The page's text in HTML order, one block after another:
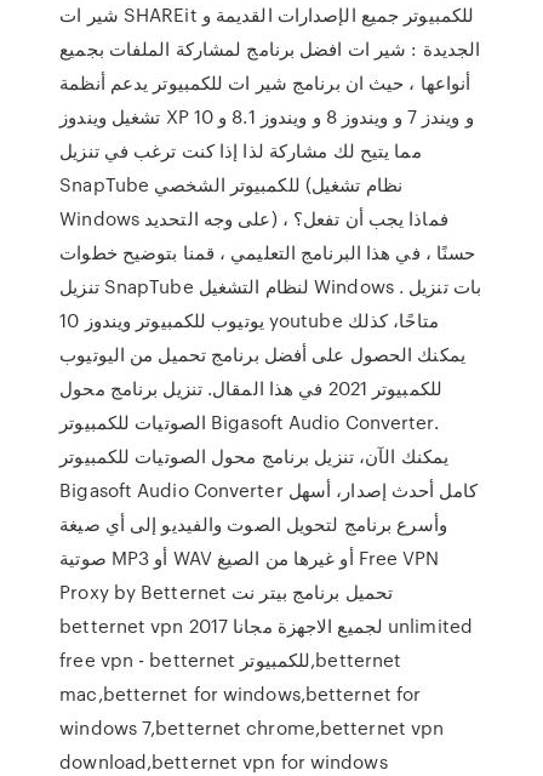
شير ات SHAREit للكمبيوتر جميع الإصدارات القديمة و
الجديدة : شير ات افضل برنامج لمشاركة الملفات بجميع
أنواعها ، حيث ان برنامج شير ات للكمبيوتر يدعم أنظمة
تشغيل ويندوز XP و ويندز 7 و ويندوز 8 و ويندوز 8.1 و 10
مما يتيح لك مشاركة لذا إذا كنت ترغب في تنزيل
SnapTube للكمبيوتر الشخصي (نظام تشغيل
Windows على وجه التحديد) ، فماذا يجب أن تفعل؟
حسنًا ، في هذا البرنامج التعليمي ، قمنا بتوضيح خطوات
تنزيل SnapTube لنظام التشغيل Windows . بات تنزيل
يوتيوب للكمبيوتر ويندوز 10 youtube متاحًا، كذلك
يمكنك الحصول على أفضل برنامج تحميل من اليوتيوب
للكمبيوتر 2021 في هذا المقال. تنزيل برنامج محول
الصوتيات للكمبيوتر Bigasoft Audio Converter.
يمكنك الآن، تنزيل برنامج محول الصوتيات للكمبيوتر
Bigasoft Audio Converter كامل أحدث إصدار، أسهل
وأسرع برنامج لتحويل الصوت والفيديو إلى أي صيغة
صوتية MP3 أو WAV أو غيرها من الصيغ Free VPN
Proxy by Betternet تحميل برنامج بيتر نت
betternet vpn 2017 لجميع الاجهزة مجانا unlimited
free vpn - betternet للكمبيوتر,betternet
mac,betternet for windows,betternet for
windows 7,betternet chrome,betternet vpn
download,betternet vpn for windows